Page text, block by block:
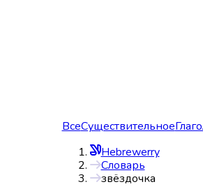
ВсеСуществительное
Hebrewerry
Словарь
звёздочка